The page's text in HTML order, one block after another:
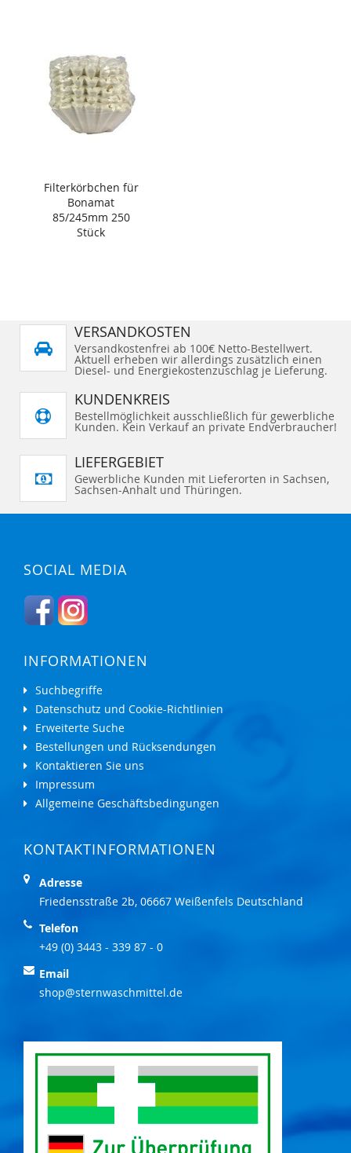
Filterkörbchen für
Bonamat
85/245mm 250
Stück
VERSANDKOSTEN
Versandkostenfrei ab 100€ Netto-Bestellwert.
Aktuell erheben wir allerdings zusätzlich einen
Diesel- und Energiekostenzuschlag je Lieferung.
KUNDENKREIS
Bestellmöglichkeit ausschließlich für gewerbliche
Kunden. Kein Verkauf an private Endverbraucher!
LIEFERGEBIET
Gewerbliche Kunden mit Lieferorten in Sachsen,
Sachsen-Anhalt und Thüringen.
SOCIAL MEDIA
INFORMATIONEN
Suchbegriffe
Datenschutz und Cookie-Richtlinien
Erweiterte Suche
Bestellungen und Rücksendungen
Kontaktieren Sie uns
Impressum
Allgemeine Geschäftsbedingungen
KONTAKTINFORMATIONEN
Adresse
Friedensstraße 2b, 06667 Weißenfels Deutschland
Telefon
+49 (0) 3443 - 339 87 - 0
Email
shop@sternwaschmittel.de